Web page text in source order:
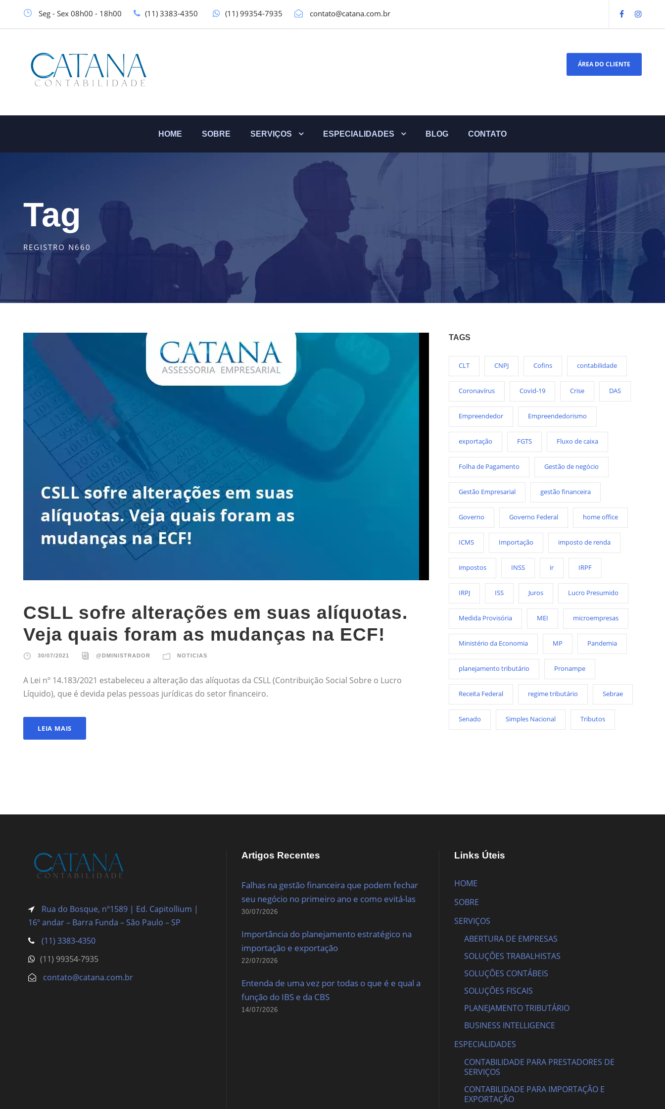
Seg - Sex 08h00 - 18h00 (11) 3383-4350 (11) 99354-7935 contato@catana.com.br
ÁREA DO CLIENTE
HOME SOBRE SERVIÇOS ESPECIALIDADES BLOG CONTATO
Tag
REGISTRO N660
CSLL sofre alterações em suas alíquotas.
Veja quais foram as mudanças na ECF!
30/07/2021 @DMINISTRADOR NOTICIAS
A Lei nº 14.183/2021 estabeleceu a alteração das alíquotas da CSLL (Contribuição Social Sobre o Lucro
Líquido), que é devida pelas pessoas jurídicas do setor financeiro.
LEIA MAIS
TAGS
CLT CNPJ Cofins contabilidade
Coronavírus Covid-19 Crise DAS
Empreendedor Empreendedorismo
exportação FGTS Fluxo de caixa
Folha de Pagamento Gestão de negócio
Gestão Empresarial gestão financeira
Governo Governo Federal home office
ICMS Importação imposto de renda
impostos INSS ir IRPF
IRPJ ISS Juros Lucro Presumido
Medida Provisória MEI microempresas
Ministério da Economia MP Pandemia
planejamento tributário Pronampe
Receita Federal regime tributário Sebrae
Senado Simples Nacional Tributos
Rua do Bosque, nº1589 | Ed. Capitollium |
16º andar – Barra Funda – São Paulo – SP
(11) 3383-4350
(11) 99354-7935
contato@catana.com.br
Artigos Recentes
Falhas na gestão financeira que podem fechar
seu negócio no primeiro ano e como evitá-las
30/07/2026
Importância do planejamento estratégico na
importação e exportação
22/07/2026
Entenda de uma vez por todas o que é e qual a
função do IBS e da CBS
14/07/2026
Links Úteis
HOME
SOBRE
SERVIÇOS
ABERTURA DE EMPRESAS
SOLUÇÕES TRABALHISTAS
SOLUÇÕES CONTÁBEIS
SOLUÇÕES FISCAIS
PLANEJAMENTO TRIBUTÁRIO
BUSINESS INTELLIGENCE
ESPECIALIDADES
CONTABILIDADE PARA PRESTADORES DE
SERVIÇOS
CONTABILIDADE PARA IMPORTAÇÃO E
EXPORTAÇÃO